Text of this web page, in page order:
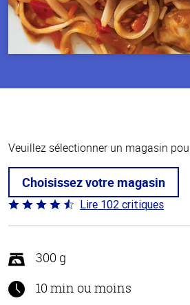
Veuillez sélectionner un magasin
Choisissez votre magasin
Coté
4.3 sur
Lire 102 critiques
300 g
10 min ou moins